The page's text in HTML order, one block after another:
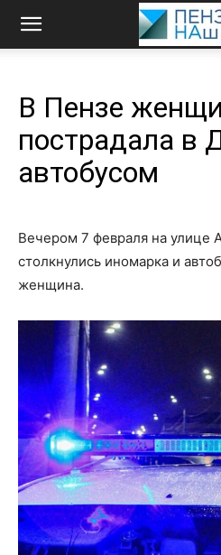
В Пензе
пострадала в
автобусом
Вечером 7 февраля на улице
столкнулись иномарка и
женщина.